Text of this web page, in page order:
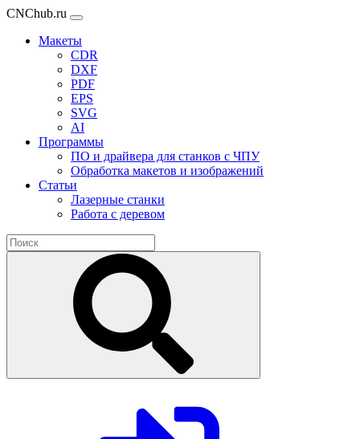
CNChub.ru
Макеты
CDR
DXF
PDF
EPS
SVG
AI
Программы
ПО и драйвера для станков с ЧПУ
Обработка макетов и изображений
Статьи
Лазерные станки
Работа с деревом